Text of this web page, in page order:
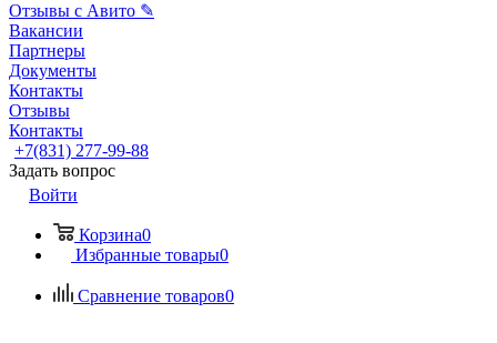
Отзывы с Авито ✎
Вакансии
Партнеры
Документы
Контакты
Отзывы
Контакты
+7(831) 277-99-88
Задать вопрос
Войти
Корзина0
Избранные товары0
Сравнение товаров0